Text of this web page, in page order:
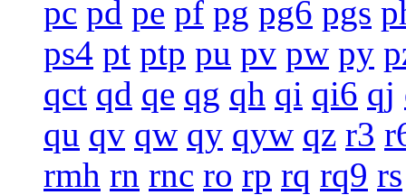
pc pd pe pf pg pg6 pgs
ps4 pt ptp pu pv pw py
qct qd qe qg qh qi qi6 qj
qu qv qw qy qyw qz r3
rmh rn rnc ro rp rq rq9 rs